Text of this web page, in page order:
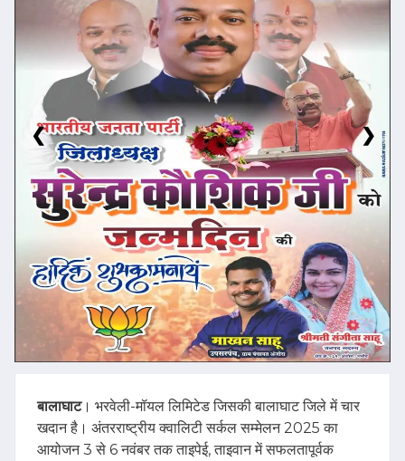
❮ ❯
बालाघाट। भरवेली-मॉयल लिमिटेड जिसकी बालाघाट जिले में चार
खदान है। अंतरराष्ट्रीय क्वालिटी सर्कल सम्मेलन 2025 का
आयोजन 3 से 6 नवंबर तक ताइपेई, ताइवान में सफलतापूर्वक